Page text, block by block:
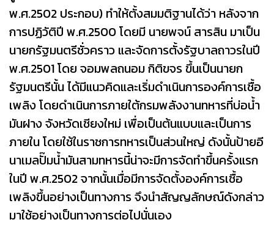
พ.ศ.2502 ประกอบ) ทำให้ตั้งสมมติฐานได้ว่า หลังจาก
การปฏิวัติปี พ.ศ.2500 โดยมี นายพจน์ สารสิน มาเป็น
นายกรัฐมนตรีชั่วคราว และจัดการตั้งรัฐบาลถาวรในปี
พ.ศ.2501 โดย จอมพลถนอม กิติขจร ขึ้นเป็นนายก
รัฐมนตรีนั้น ได้มีแนวคิดและเริ่มดำเนินการองค์การเชื้อ
เพลิง โดยดำเนินการภายใต้กรมพลังงานทหารที่บ่อน้ำ
มันฝาง จังหวัดเชียงใหม่ เพื่อเป็นต้นแบบและเป็นการ
ภายใน โดยใช้ในราชการทหารเป็นส่วนใหญ่ ดังนั้นป้ายอี
นาเมลปั๊มน้ำมันสามทหารนี้น่าจะมีการจัดทำขึ้นครั้งแรก
ในปี พ.ศ.2502 จากนั้นเมื่อมีการจัดตั้งองค์การเชื้อ
เพลิงขึ้นอย่างเป็นทางการ จึงนำสัญญลักษณ์ดังกล่าว
มาใช้อย่างเป็นทางการต่อไปนั่นเอง